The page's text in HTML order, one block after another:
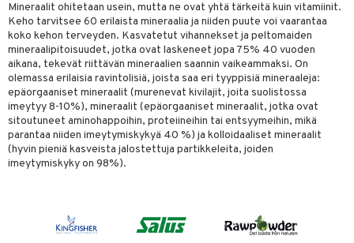
Mineraalit ohitetaan usein, mutta ne ovat yhtä tärkeitä kuin vitamiinit.
Keho tarvitsee 60 erilaista mineraalia ja niiden puute voi vaarantaa
koko kehon terveyden. Kasvatetut vihannekset ja peltomaiden
mineraalipitoisuudet, jotka ovat laskeneet jopa 75% 40 vuoden
aikana, tekevät riittävän mineraalien saannin vaikeammaksi. On
olemassa erilaisia ravintolisiä, joista saa eri tyyppisiä mineraaleja:
epäorgaaniset mineraalit (murenevat kivilajit, joita suolistossa
imeytyy 8-10%), mineraalit (epäorgaaniset mineraalit, jotka ovat
sitoutuneet aminohappoihin, proteiineihin tai entsyymeihin, mikä
parantaa niiden imeytymiskykyä 40 %) ja kolloidaaliset mineraalit
(hyvin pieniä kasveista jalostettuja partikkeleita, joiden
imeytymiskyky on 98%).